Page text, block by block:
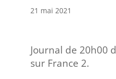
21 mai 2021
Journal de 20h00
sur France 2.